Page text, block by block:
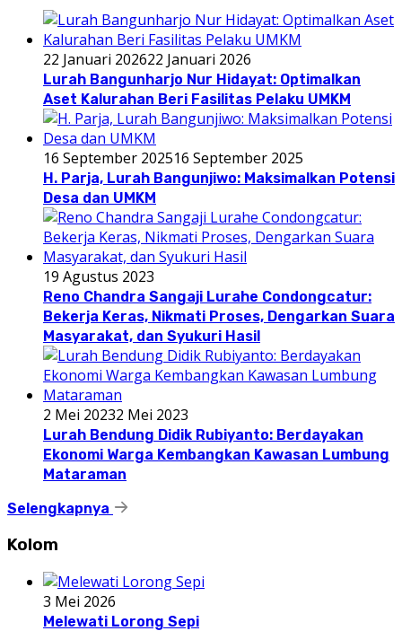
22 Januari 202622 Januari 2026
Lurah Bangunharjo Nur Hidayat: Optimalkan
Aset Kalurahan Beri Fasilitas Pelaku UMKM
16 September 202516 September 2025
H. Parja, Lurah Bangunjiwo: Maksimalkan Potensi
Desa dan UMKM
19 Agustus 2023
Reno Chandra Sangaji Lurahe Condongcatur:
Bekerja Keras, Nikmati Proses, Dengarkan Suara
Masyarakat, dan Syukuri Hasil
2 Mei 20232 Mei 2023
Lurah Bendung Didik Rubiyanto: Berdayakan
Ekonomi Warga Kembangkan Kawasan Lumbung
Mataraman
Selengkapnya
Kolom
3 Mei 2026
Melewati Lorong Sepi